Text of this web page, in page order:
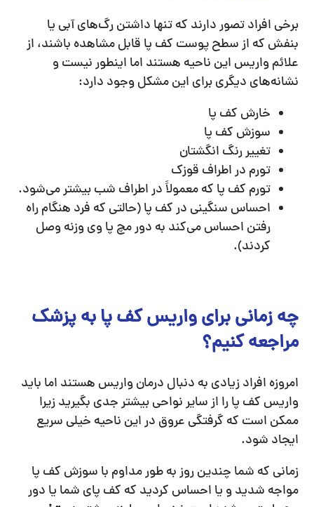
برخی افراد تصور دارند که تنها داشتن رگ‌های آبی یا
بنفش که از سطح پوست کف پا قابل مشاهده باشند، از
علائم واریس این ناحیه هستند اما اینطور نیست و
نشانه‌های دیگری برای این مشکل وجود دارد:
خارش کف پا
سوزش کف پا
تغییر رنگ انگشتان
تورم در اطراف قوزک
تورم کف پا که معمولاً در اطراف شب بیشتر می‌شود.
احساس سنگینی در کف پا (حالتی که فرد هنگام راه
رفتن احساس می‌کند به دور مچ پا وی وزنه وصل
کردند).
چه زمانی برای واریس کف پا به پزشک
مراجعه کنیم؟
امروزه افراد زیادی به دنبال درمان واریس هستند اما باید
واریس کف پا را از سایر نواحی بیشتر جدی بگیرید زیرا
ممکن است که گرفتگی عروق در این ناحیه خیلی سریع
ایجاد شود.
زمانی که شما چندین روز به طور مداوم با سوزش کف پا
مواجه شدید و یا احساس کردید که کف پای شما یا دور